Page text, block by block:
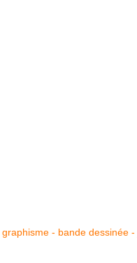
- bande dessinée -